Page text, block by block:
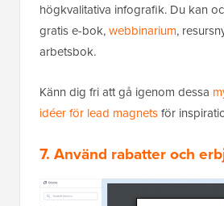
högkvalitativa infografik. Du kan
gratis e-bok,webbinarium,
arbetsbok.
Känn dig fri att gå igenom dessa
idéer för lead magnetsför
7. Använd rabatter och